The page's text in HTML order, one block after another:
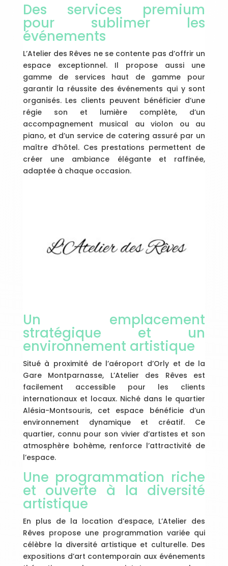
Des services premium
pour sublimer les
événements
L’Atelier des Rêves ne se contente pas d’offrir un
espace exceptionnel. Il propose aussi une
gamme de services haut de gamme pour
garantir la réussite des événements qui y sont
organisés. Les clients peuvent bénéficier d’une
régie son et lumière complète, d’un
accompagnement musical au violon ou au
piano, et d’un service de catering assuré par un
maître d’hôtel. Ces prestations permettent de
créer une ambiance élégante et raffinée,
adaptée à chaque occasion.
Un emplacement
stratégique et un
environnement artistique
Situé à proximité de l’aéroport d’Orly et de la
Gare Montparnasse, L’Atelier des Rêves est
facilement accessible pour les clients
internationaux et locaux. Niché dans le quartier
Alésia-Montsouris, cet espace bénéficie d’un
environnement dynamique et créatif. Ce
quartier, connu pour son vivier d’artistes et son
atmosphère bohème, renforce l’attractivité de
l’espace.
Une programmation riche
et ouverte à la diversité
artistique
En plus de la location d’espace, L’Atelier des
Rêves propose une programmation variée qui
célèbre la diversité artistique et culturelle. Des
expositions d’art contemporain aux événements